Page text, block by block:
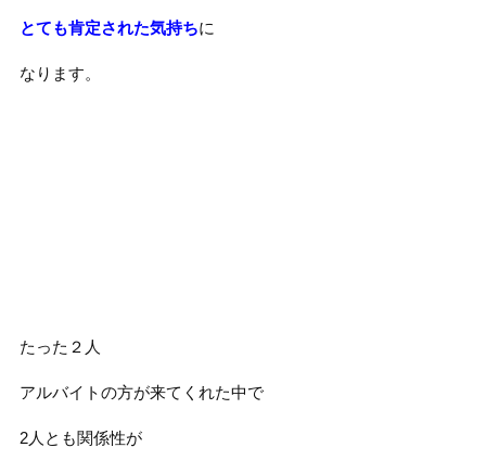
とても肯定された気持ちに
なります。
たった２人
アルバイトの方が来てくれた中で
2人とも関係性が